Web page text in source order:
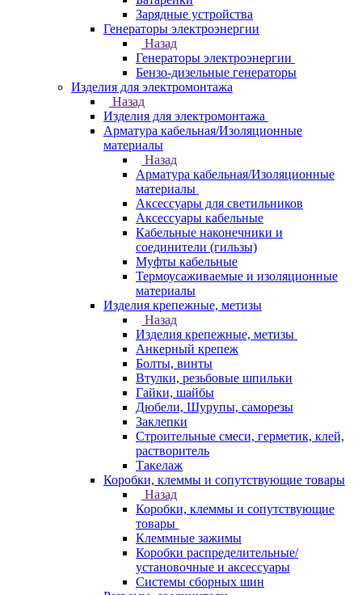
Зарядные устройства
Генераторы электроэнергии
Назад
Генераторы электроэнергии
Бензо-дизельные генераторы
Изделия для электромонтажа
Назад
Изделия для электромонтажа
Арматура кабельная/Изоляционные
материалы
Назад
Арматура кабельная/Изоляционные
материалы
Аксессуары для светильников
Аксессуары кабельные
Кабельные наконечники и
соединители (гильзы)
Муфты кабельные
Термоусаживаемые и изоляционные
материалы
Изделия крепежные, метизы
Назад
Изделия крепежные, метизы
Анкерный крепеж
Болты, винты
Втулки, резьбовые шпильки
Гайки, шайбы
Дюбели, Шурупы, саморезы
Заклепки
Строительные смеси, герметик, клей,
растворитель
Такелаж
Коробки, клеммы и сопутствующие товары
Назад
Коробки, клеммы и сопутствующие
товары
Клеммные зажимы
Коробки распределительные/
установочные и аксессуары
Системы сборных шин